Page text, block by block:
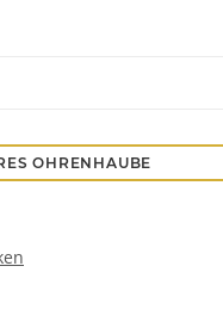
OHRENHAUBE